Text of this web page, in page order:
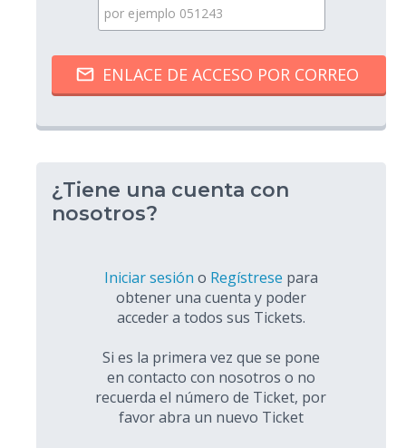
¿Tiene una cuenta con
nosotros?
Iniciar sesión o Regístrese para
obtener una cuenta y poder
acceder a todos sus Tickets.
Si es la primera vez que se pone
en contacto con nosotros o no
recuerda el número de Ticket, por
favor abra un nuevo Ticket